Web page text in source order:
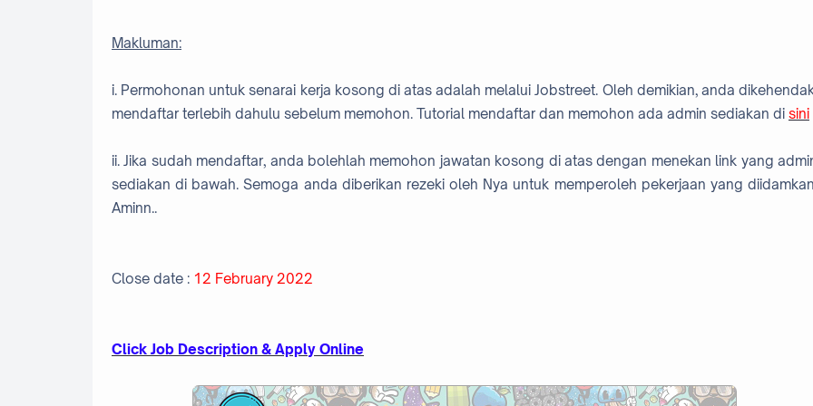
Makluman:
i. Permohonan untuk senarai kerja kosong di atas adalah melalui Jobstreet. Oleh demikian, anda
mendaftar terlebih dahulu sebelum memohon. Tutorial mendaftar dan memohon ada admin sediakan di sini
ii. Jika sudah mendaftar, anda bolehlah memohon jawatan kosong di atas dengan menekan link yang
sediakan di bawah. Semoga anda diberikan rezeki oleh Nya untuk memperoleh pekerjaan yang
Aminn..
Close date : 12 February 2022
Click Job Description & Apply Online